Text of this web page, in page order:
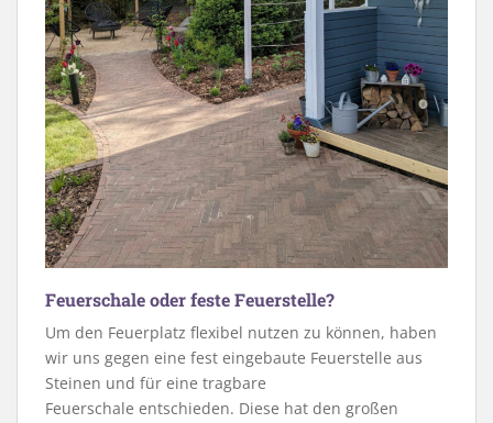
Feuerschale oder feste Feuerstelle?
Um den Feuerplatz flexibel nutzen zu können, haben
wir uns gegen eine fest eingebaute Feuerstelle aus
Steinen und für eine tragbare
Feuerschale entschieden. Diese hat den großen